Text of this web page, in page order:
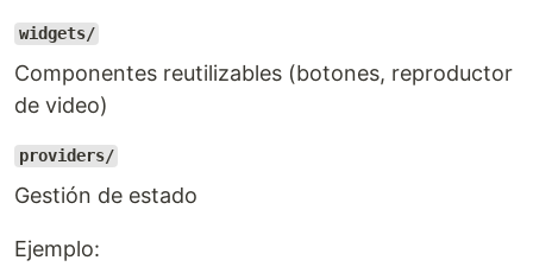
widgets/
Componentes reutilizables (botones, reproductor
de video)
providers/
Gestión de estado
Ejemplo: